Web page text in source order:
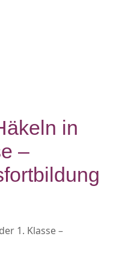
in
–
1. Klasse –